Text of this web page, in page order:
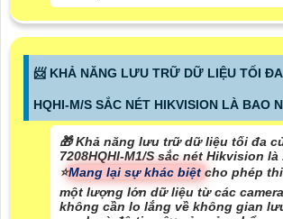
📨 KHẢ NĂNG LƯU TRỮ DỮ LIỆU TỐI ĐA
HQHI-M/S SẮC NÉT HIKVISION LÀ BAO
🎁 Khả năng lưu trữ dữ liệu tối đa
7208HQHI-M1/S sắc nét Hikvision là
⭐Mang lại sự khác biệt cho phép
một lượng lớn dữ liệu từ các
không cần lo lắng về không gian